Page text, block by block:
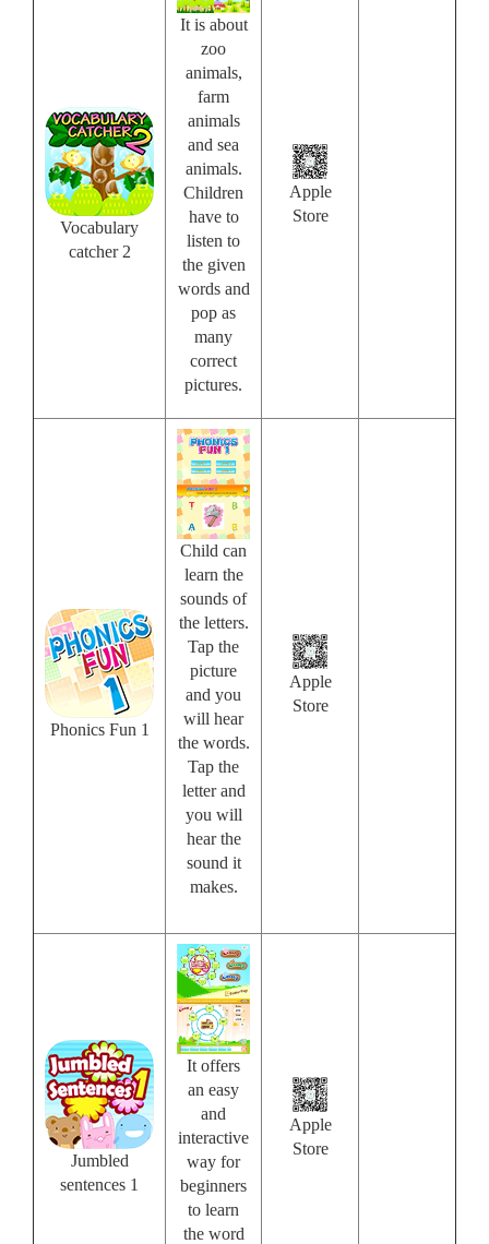
Vocabulary
catcher 2
It is about
zoo
animals,
farm
animals
and sea
animals.
Children
have to
listen to
the given
words and
pop as
many
correct
pictures.
Apple
Store
Phonics Fun 1
Child can
learn the
sounds of
the letters.
Tap the
picture
and you
will hear
the words.
Tap the
letter and
you will
hear the
sound it
makes.
Apple
Store
Jumbled
sentences 1
It offers
an easy
and
interactive
way for
beginners
to learn
the word
Apple
Store